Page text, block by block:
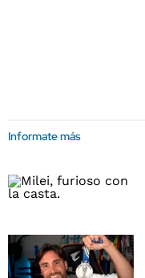
Informate más